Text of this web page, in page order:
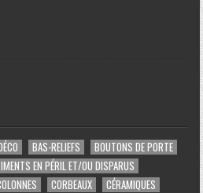
BAS-RELIEFS
BOUTONS DE PORTE
EN PÉRIL ET/OU DISPARUS
CORBEAUX
CÉRAMIQUES